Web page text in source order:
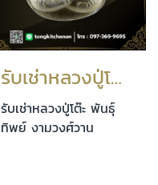
รับเช่าหลวงปู่โต๊ะ ให้ราคาสูง
รับเช่าหลวงปู่โต๊ะ พันธุ์
ทิพย์ งามวงศ์วาน